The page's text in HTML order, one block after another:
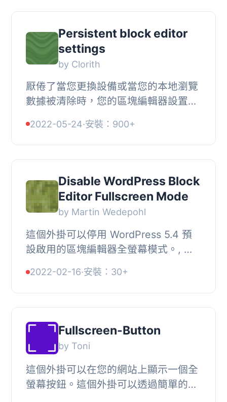
Persistent block editor
settings
by Clorith
厭倦了當您更換設備或當您的本地瀏覽
數據被清除時，您的區塊編輯器設置隨
來！, 區塊編輯器將所有設置存儲在所
謂的 “localSt...
2022-05-24·安裝：900+
Disable WordPress Block
Editor Fullscreen Mode
by Martin Wedepohl
這個外掛可以停用 WordPress 5.4 預
設啟用的區塊編輯器全螢幕模式。, 特
格文章，提供實作方法。, 貢獻者,
Martin Wedepoh...
2022-02-16·安裝：30+
Fullscreen-Button
by Toni
這個外掛可以在您的網站上顯示一個全
螢幕按鈕。這個外掛可以透過簡單的短